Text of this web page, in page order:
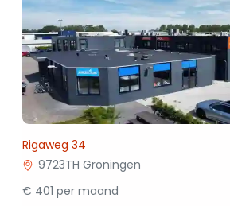
Rigaweg 34
9723TH Groningen
€ 401 per maand